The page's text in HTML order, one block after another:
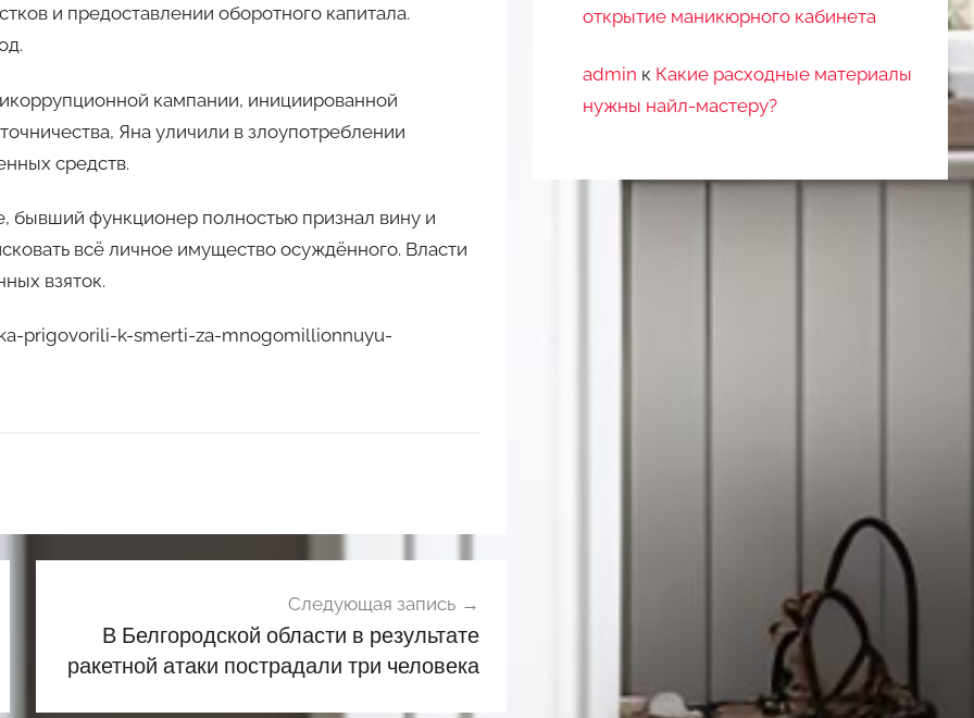
и предоставлении оборотного капитала.
кампании, инициированной
Яна уличили в злоупотреблении
средств.
бывший функционер полностью признал вину и
всё личное имущество осуждённого. Власти
взяток.
prigovorili-k-smerti-za-mnogomillionnuyu-
Следующая запись
В Белгородской области в результате
ракетной атаки пострадали три человека
открытие маникюрного кабинета
admin к Какие расходные материалы
нужны найл-мастеру?